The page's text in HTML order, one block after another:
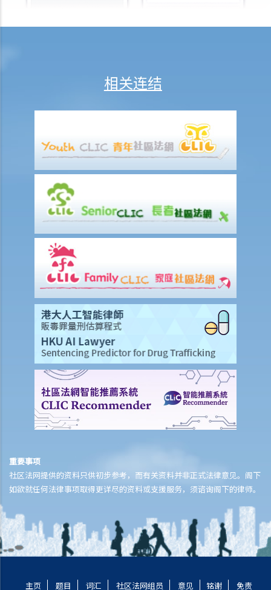
3. 若我透过虚拟保险公司的全数码分销渠道购买保险，或使用保险科技
A. 人寿保险（包括退休保障产品）
2. 我正考虑把现有的人寿保险保单转到另一间保险公司，我需考虑哪些
因素？我可向谁征询意见？
3. 我如何在购买长期保险保单前，得知该保单的利益说明?
4. 我为何需要在购买长期保险保单前，提供资料以填写财务需要分析报
5. 人寿保险的「可争议期」是甚么？
6. 人寿保险中的「自杀条款」有甚么作用？
7. 保险公司在批核我的投保申请前，委托一位医生为我验身。那位医生
没有发现一项我并无披露的健康问题。保险公司可否以这项没有披露的
资料，而拒绝我其后的任何索偿？
8. 「可撤换受益人」和「不可撤换受益人」有甚么分别？在哪些情况
下，我才可以更改寿险保单内的「不可撤换受益人」？
9. 我的儿子今年15岁。 可否指定他为我的人寿保险受益人？如果我在他
成年前（即年满18岁前）死亡，他可否获得所有保险金？
10. 受保人已失踪了数年，其保单受益人可否向保险公司索取死亡赔
11. 在处理索偿时，保险公司会否接受中医发出的医疗报告 / 医生纸？
12. 我在香港购买了一份保险，但在海外受了伤。我可否向保险公司提
出索偿？
14. 如果我的保单已经失效，但我重新缴交保费以尝试令保单「复
效」。我可否在这段期间向保险公司索偿？
15. 我为同一项目（如住院或家居意外）购买了数份保险。我可否从所
有保单索取全数保额，或只可索取实际开支或损失？人寿保险的死亡赔
偿会否有不同规定？
16. 法例规定谁人需要参加强积金计划（或其他认可的职业性退休计
加这些计划？
相关连结
重要事项
社区法网提供的资料只供初步参考，而有关资料并非正式法律意见。阁下
如欲就任何法律事项取得更详尽的资料或支援服务，须谘询阁下的律师。
主页 题目 词汇 社区法网组员 意见 铭谢 免责